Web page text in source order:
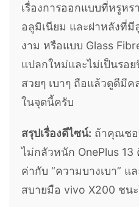
เรื่องการออกแบบที่หรูหร
อลูมิเนียม และฝาหลังที่มี
งาม หรือแบบ Glass
แปลกใหม่และไม่เป็นรอ
สวยๆ เบาๆ ถือแล้วดูดีมี
ในจุดนี้ครับ
สรุปเรื่องดีไซน์: ถ้าคุณชอ
ไม่กลัวหนัก OnePlus
ค่ากับ “ความบางเบา” แ
สบายมือ vivo X200 ชน